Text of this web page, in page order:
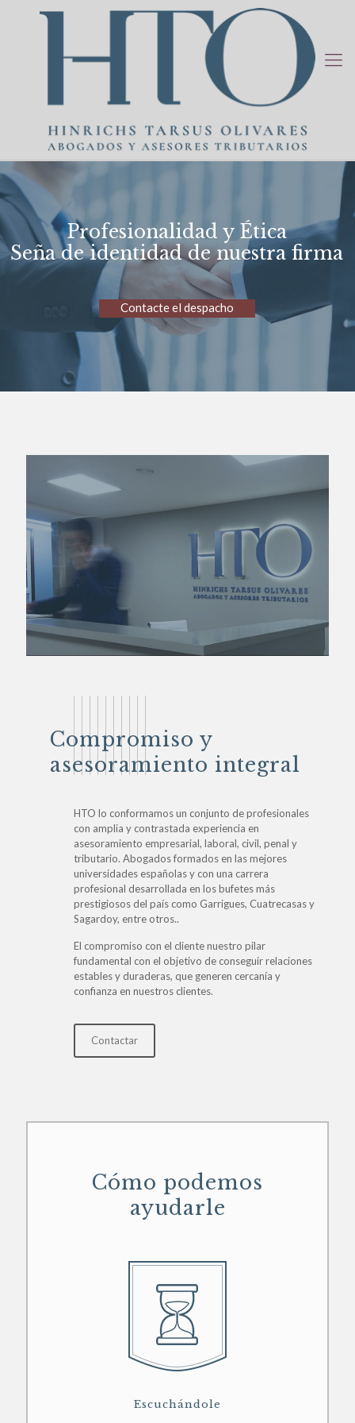
Profesionalidad y Ética
Seña de identidad de nuestra firma
Contacte el despacho
Compromiso y
asesoramiento integral
HTO lo conformamos un conjunto de profesionales
con amplia y contrastada experiencia en
asesoramiento empresarial, laboral, civil, penal y
tributario. Abogados formados en las mejores
universidades españolas y con una carrera
profesional desarrollada en los bufetes más
prestigiosos del país como Garrigues, Cuatrecasas y
Sagardoy, entre otros..
El compromiso con el cliente nuestro pilar
fundamental con el objetivo de conseguir relaciones
estables y duraderas, que generen cercanía y
confianza en nuestros clientes.
Contactar
Cómo podemos
ayudarle
Escuchándole